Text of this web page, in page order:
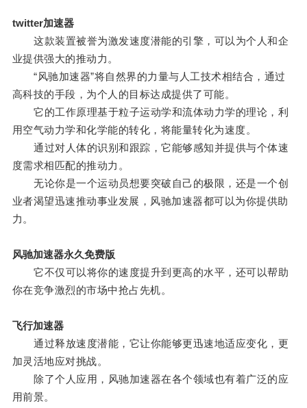
twitter加速器
这款装置被誉为激发速度潜能的引擎，可以为个人和企
业提供强大的推动力。
“风驰加速器”将自然界的力量与人工技术相结合，通过
高科技的手段，为个人的目标达成提供了可能。
它的工作原理基于粒子运动学和流体动力学的理论，利
用空气动力学和化学能的转化，将能量转化为速度。
通过对人体的识别和跟踪，它能够感知并提供与个体速
度需求相匹配的推动力。
无论你是一个运动员想要突破自己的极限，还是一个创
业者渴望迅速推动事业发展，风驰加速器都可以为你提供助
力。
风驰加速器永久免费版
它不仅可以将你的速度提升到更高的水平，还可以帮助
你在竞争激烈的市场中抢占先机。
飞行加速器
通过释放速度潜能，它让你能够更迅速地适应变化，更
加灵活地应对挑战。
除了个人应用，风驰加速器在各个领域也有着广泛的应
用前景。